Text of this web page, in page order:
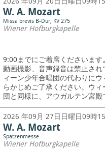
W. A. Mozart
Missa brevis B-Dur, KV 275
Wiener Hofburgkapelle
9:00までにご着席くださいます
動画撮影、音声録音は禁止され
ィーン少年合唱団の代わりに
らかじめご了承ください。ウ
団と同様に、アウガルテン宮殿
2026 年09月 27日日曜日09時
W. A. Mozart
Spatzenmesse
Wiener Hofburgkapelle